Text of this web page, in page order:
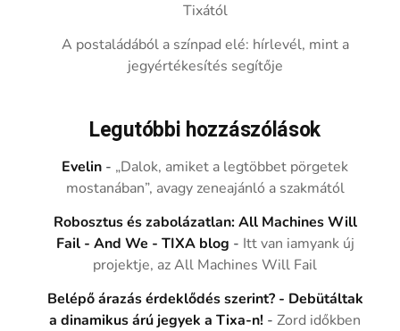
Tixától
A postaládából a színpad elé: hírlevél, mint a
jegyértékesítés segítője
Legutóbbi hozzászólások
Evelin - „Dalok, amiket a legtöbbet pörgetek
mostanában”, avagy zeneajánló a szakmától
Robosztus és zabolázatlan: All Machines Will
Fail - And We - TIXA blog - Itt van iamyank új
projektje, az All Machines Will Fail
Belépő árazás érdeklődés szerint? - Debütáltak
a dinamikus árú jegyek a Tixa-n! -Zord időkben